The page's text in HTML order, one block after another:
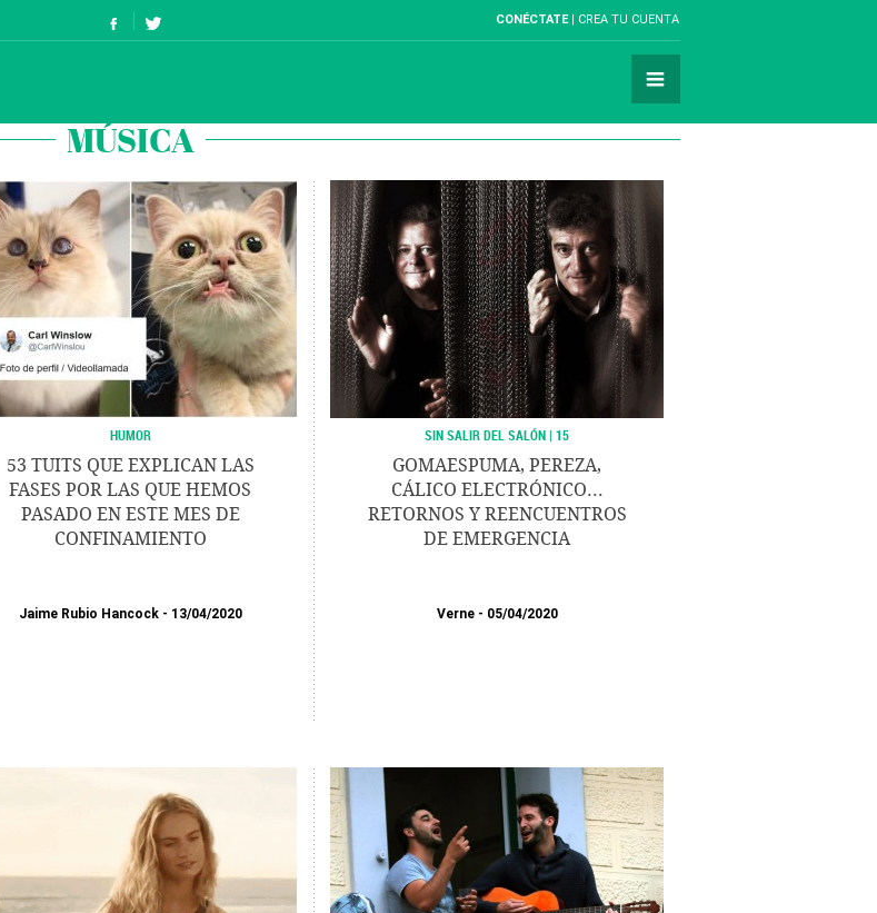
CONÉCTATE CREA TU CUENTA
MÚSICA
HUMOR
53 TUITS QUE EXPLICAN LAS
FASES POR LAS QUE HEMOS
PASADO EN ESTE MES DE
CONFINAMIENTO
Jaime Rubio Hancock 13/04/2020
SIN SALIR DEL SALÓN | 15
GOMAESPUMA, PEREZA,
CÁLICO ELECTRÓNICO...
RETORNOS Y REENCUENTROS
DE EMERGENCIA
Verne 05/04/2020